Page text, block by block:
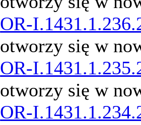
OR-
otworzy się w
OR-
otworzy się w
OR-